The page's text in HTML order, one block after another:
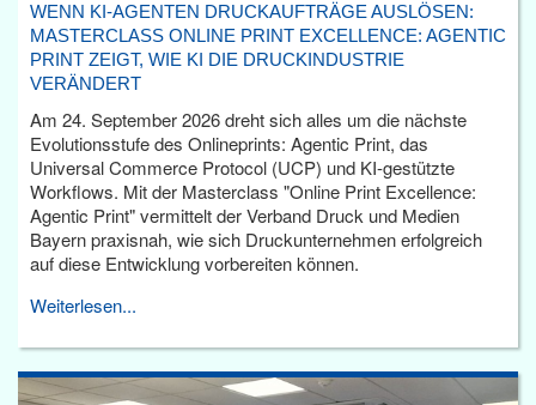
WENN KI-AGENTEN DRUCKAUFTRÄGE AUSLÖSEN:
MASTERCLASS ONLINE PRINT EXCELLENCE: AGENTIC
PRINT ZEIGT, WIE KI DIE DRUCKINDUSTRIE
VERÄNDERT
Am 24. September 2026 dreht sich alles um die nächste
Evolutionsstufe des Onlineprints: Agentic Print, das
Universal Commerce Protocol (UCP) und KI-gestützte
Workflows. Mit der Masterclass "Online Print Excellence:
Agentic Print" vermittelt der Verband Druck und Medien
Bayern praxisnah, wie sich Druckunternehmen erfolgreich
auf diese Entwicklung vorbereiten können.
Weiterlesen...